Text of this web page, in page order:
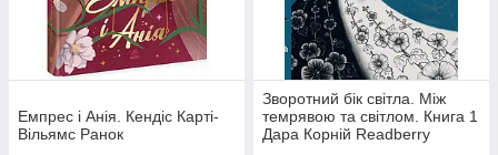
Емпрес і Анія. Кендіс Карті-
Вільямс Ранок
Зворотний бік світла. Між
темрявою та світлом. Книга 1
Дара Корній Readberry